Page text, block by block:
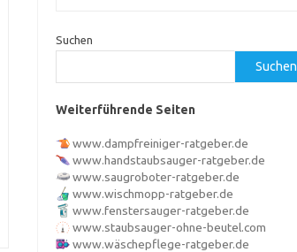
Suchen
Suchen
Weiterführende Seiten
www.dampfreiniger-ratgeber.de
www.handstaubsauger-ratgeber.de
www.saugroboter-ratgeber.de
www.wischmopp-ratgeber.de
www.fenstersauger-ratgeber.de
www.staubsauger-ohne-beutel.com
www.wäschepflege-ratgeber.de